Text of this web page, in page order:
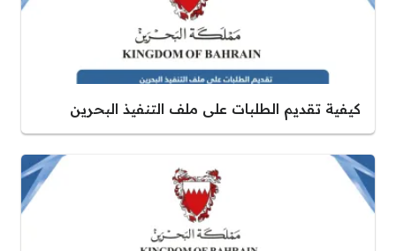
كيفية تقديم الطلبات على ملف التنفيذ البحرين